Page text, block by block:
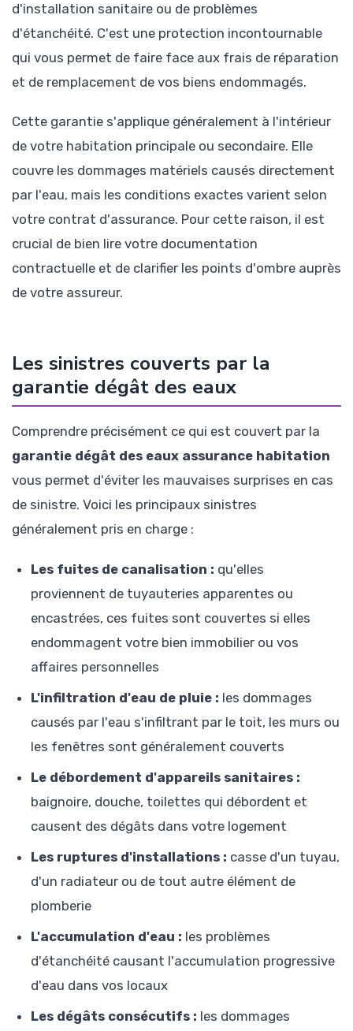
d'installation sanitaire ou de problèmes
d'étanchéité. C'est une protection incontournable
qui vous permet de faire face aux frais de réparation
et de remplacement de vos biens endommagés.
Cette garantie s'applique généralement à l'intérieur
de votre habitation principale ou secondaire. Elle
couvre les dommages matériels causés directement
par l'eau, mais les conditions exactes varient selon
votre contrat d'assurance. Pour cette raison, il est
crucial de bien lire votre documentation
contractuelle et de clarifier les points d'ombre auprès
de votre assureur.
Les sinistres couverts par la
garantie dégât des eaux
Comprendre précisément ce qui est couvert par la
garantie dégât des eaux assurance habitation
vous permet d'éviter les mauvaises surprises en cas
de sinistre. Voici les principaux sinistres
généralement pris en charge :
Les fuites de canalisation : qu'elles
proviennent de tuyauteries apparentes ou
encastrées, ces fuites sont couvertes si elles
endommagent votre bien immobilier ou vos
affaires personnelles
L'infiltration d'eau de pluie : les dommages
causés par l'eau s'infiltrant par le toit, les murs ou
les fenêtres sont généralement couverts
Le débordement d'appareils sanitaires :
baignoire, douche, toilettes qui débordent et
causent des dégâts dans votre logement
Les ruptures d'installations : casse d'un tuyau,
d'un radiateur ou de tout autre élément de
plomberie
L'accumulation d'eau : les problèmes
d'étanchéité causant l'accumulation progressive
d'eau dans vos locaux
Les dégâts consécutifs : les dommages